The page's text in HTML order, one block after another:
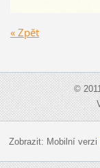
« Zpět
©
Zobrazit: Mobilní verzi